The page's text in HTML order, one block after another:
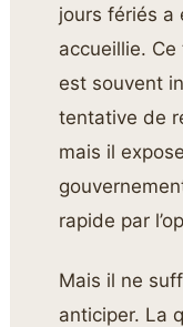
jours fériés a
accueillie.
est souvent
tentative de
mais il
rapide par
Mais il ne
anticiper. La